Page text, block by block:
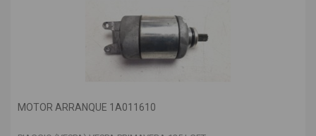
MOTOR ARRANQUE 1A011610